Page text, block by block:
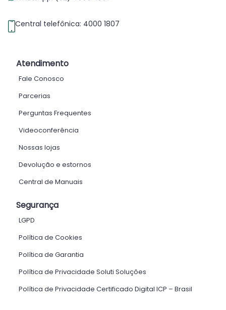
Central telefônica: 4000 1807
Atendimento
Fale Conosco
Parcerias
Perguntas Frequentes
Videoconferência
Nossas lojas
Devolução e estornos
Central de Manuais
Segurança
LGPD
Política de Cookies
Política de Garantia
Política de Privacidade Soluti Soluções
Política de Privacidade Certificado Digital ICP – Brasil ​